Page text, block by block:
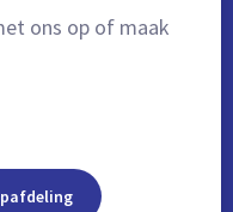
ons op of maak